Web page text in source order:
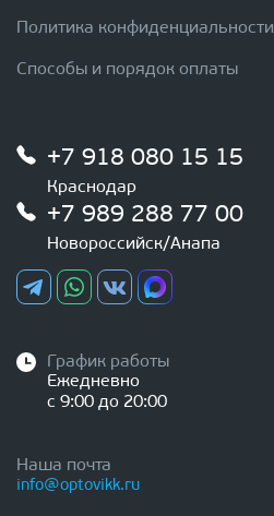
Политика конфиденциальности
Способы и порядок оплаты
+7 918 080 15 15
Краснодар
+7 989 288 77 00
Новороссийск/Анапа
График работы
Ежедневно
с 9:00 до 20:00
Наша почта
info@optovikk.ru